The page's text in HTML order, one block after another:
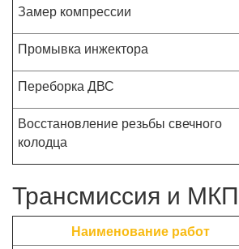
Замер компрессии
Промывка инжектора
Переборка ДВС
Восстановление резьбы свечного
колодца
Трансмиссия и
Наименование работ